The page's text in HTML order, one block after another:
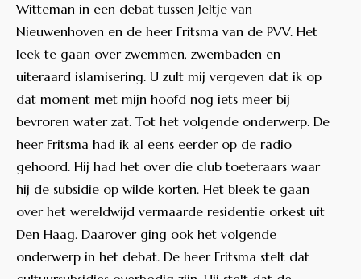
Witteman in een debat tussen Jeltje van
Nieuwenhoven en de heer Fritsma van de PVV. Het
leek te gaan over zwemmen, zwembaden en
uiteraard islamisering. U zult mij vergeven dat ik op
dat moment met mijn hoofd nog iets meer bij
bevroren water zat. Tot het volgende onderwerp. De
heer Fritsma had ik al eens eerder op de radio
gehoord. Hij had het over die club toeteraars waar
hij de subsidie op wilde korten. Het bleek te gaan
over het wereldwijd vermaarde residentie orkest uit
Den Haag. Daarover ging ook het volgende
onderwerp in het debat. De heer Fritsma stelt dat